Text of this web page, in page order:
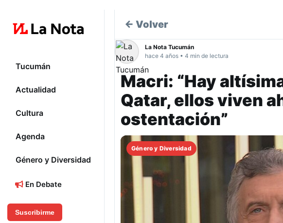
Tucumán
Actualidad
Cultura
Agenda
Género y Diversidad
En Debate
Suscribirme
← Volver
La Nota Tucumán
hace 4 años • 4 min de lectura
Macri: “Hay
Qatar, ellos viven
ostentación”
Género y Diversidad